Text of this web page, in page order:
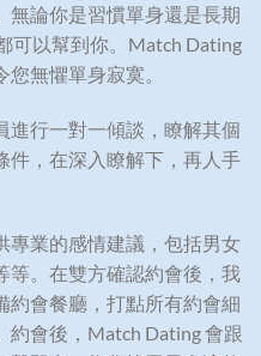
無論你是習慣單身還是長期
可以幫到你。Match Dating
無懼單身寂寞。
進行一對一傾談，瞭解其個
件，在深入瞭解下，再人手
專業的感情建議，包括男女
等。在雙方確認約會後，我
約會餐廳，打點所有約會細
約會後，Match Dating 會跟